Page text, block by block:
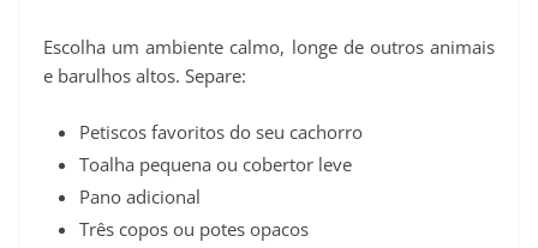
Escolha um ambiente calmo, longe de outros animais
e barulhos altos. Separe:
Petiscos favoritos do seu cachorro
Toalha pequena ou cobertor leve
Pano adicional
Três copos ou potes opacos